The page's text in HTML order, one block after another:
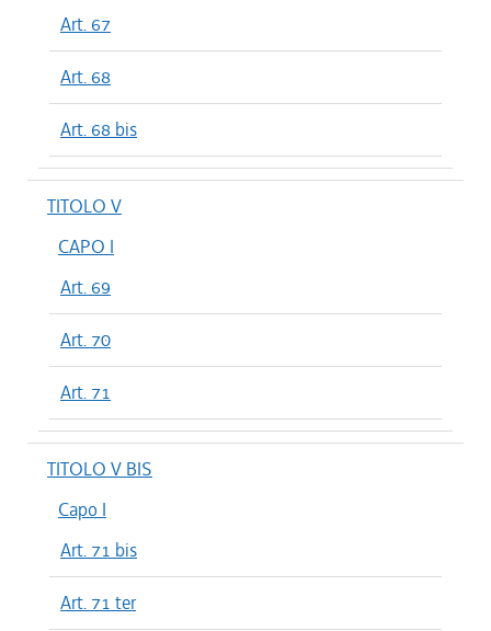
Art. 67
Art. 68
Art. 68 bis
TITOLO V
CAPO I
Art. 69
Art. 70
Art. 71
TITOLO V BIS
Capo I
Art. 71 bis
Art. 71 ter